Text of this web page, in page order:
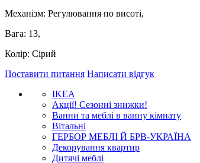
Механізм: Регулювання по висоті,
Вага: 13,
Колір: Сірий
Поставити питання Написати відгук
IKEA
Акції! Сезонні знижки!
Ванни та меблі в ванну кімнату
Вітальні
ГЕРБОР МЕБЛІ Й БРВ-УКРАЇНА
Декорування квартир
Дитячі меблі